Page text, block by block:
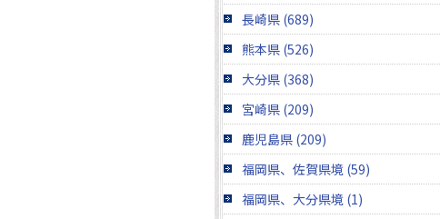
長崎県 (689)
熊本県 (526)
大分県 (368)
宮崎県 (209)
鹿児島県 (209)
福岡県、佐賀県境 (59)
福岡県、大分県境 (1)